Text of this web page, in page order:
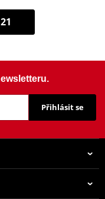
Přihlásit se